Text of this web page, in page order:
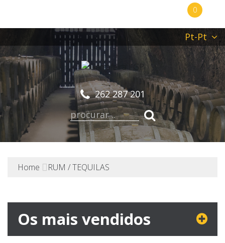
0
Pt-Pt
262 287 201
Home RUM / TEQUILAS
Os mais vendidos